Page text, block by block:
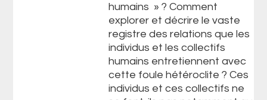
humains » ? Comment
explorer et décrire le vaste
registre des relations que les
individus et les collectifs
humains entretiennent avec
cette foule hétéroclite ? Ces
individus et ces collectifs ne